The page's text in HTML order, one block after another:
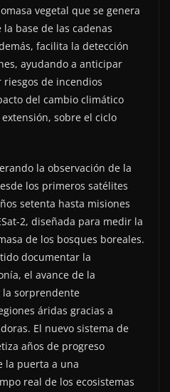
vegetal que se genera
base de las cadenas
facilita la detección
ayudando a anticipar
de incendios
del cambio climático
sobre el ciclo
la observación de la
los primeros satélites
setenta hasta misiones
2, diseñada para medir la
de los bosques boreales.
documentar la
el avance de la
la sorprendente
áridas gracias a
El nuevo sistema de
años de progreso
la puerta a una
real de los ecosistemas